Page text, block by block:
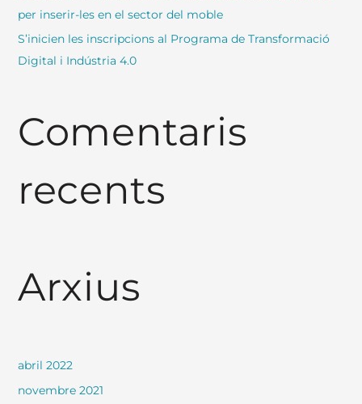
per inserir-les en el sector del moble
S’inicien les inscripcions al Programa de Transformació
Digital i Indústria 4.0
Comentaris
recents
Arxius
abril 2022
novembre 2021